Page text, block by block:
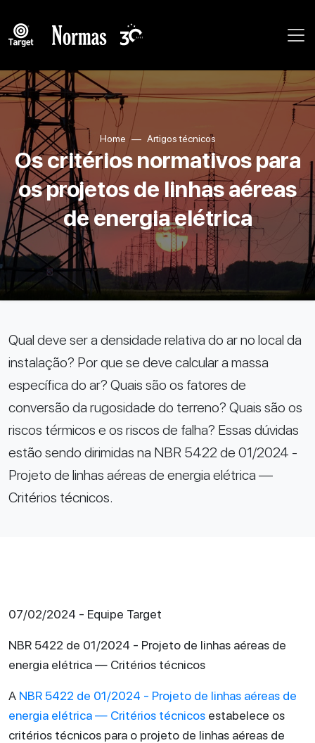
Home Artigos técnicos
Os critérios normativos para
os projetos de linhas aéreas
de energia elétrica
Qual deve ser a densidade relativa do ar no local da
instalação? Por que se deve calcular a massa
específica do ar? Quais são os fatores de
conversão da rugosidade do terreno? Quais são os
riscos térmicos e os riscos de falha? Essas dúvidas
estão sendo dirimidas na NBR 5422 de 01/2024 -
Projeto de linhas aéreas de energia elétrica —
Critérios técnicos.
07/02/2024 - Equipe Target
NBR 5422 de 01/2024 - Projeto de linhas aéreas de
energia elétrica — Critérios técnicos
A NBR 5422 de 01/2024 - Projeto de linhas aéreas de
energia elétrica — Critérios técnicos estabelece os
critérios técnicos para o projeto de linhas aéreas de